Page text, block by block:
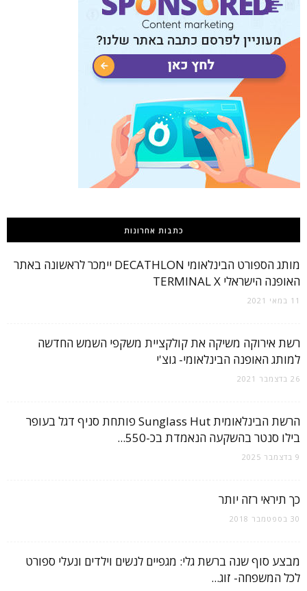
כתבות אחרונות
מותג הספורט הבינלאומי DECATHLON יימכר לראשונה באתר
האופנה הישראלי TERMINAL X
11 במאי 2021
רשת אירוקה משיקה את קולקציית משקפי השמש החדשה
למותג האופנה הבינלאומי- גוצ'י
26 בדצמבר 2021
הרשת הבינלאומית Sunglass Hut פותחת סניף דגל בעופר
בילו סנטר בהשקעה הנאמדת בכ-550...
9 בדצמבר 2025
כך תיראי רזה יותר
30 בספטמבר 2018
מבצע סוף שנה ברשת גלי: מגפיים לנשים וילדים ונעלי ספורט
לכל המשפחה- זוג...